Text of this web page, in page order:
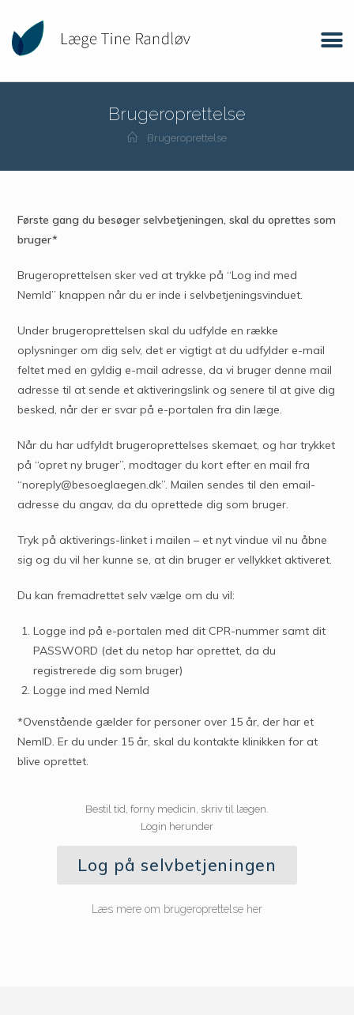
Brugeroprettelse
Brugeroprettelse
Første gang du besøger selvbetjeningen, skal du oprettes som
bruger*
Brugeroprettelsen sker ved at trykke på “Log ind med
NemId” knappen når du er inde i selvbetjeningsvinduet.
Under brugeroprettelsen skal du udfylde en række
oplysninger om dig selv, det er vigtigt at du udfylder e-mail
feltet med en gyldig e-mail adresse, da vi bruger denne mail
adresse til at sende et aktiveringslink og senere til at give dig
besked, når der er svar på e-portalen fra din læge.
Når du har udfyldt brugeroprettelses skemaet, og har trykket
på “opret ny bruger”, modtager du kort efter en mail fra
“noreply@besoeglaegen.dk”. Mailen sendes til den email-
adresse du angav, da du oprettede dig som bruger.
Tryk på aktiverings-linket i mailen – et nyt vindue vil nu åbne
sig og du vil her kunne se, at din bruger er vellykket aktiveret.
Du kan fremadrettet selv vælge om du vil:
Logge ind på e-portalen med dit CPR-nummer samt dit
PASSWORD (det du netop har oprettet, da du
registrerede dig som bruger)
Logge ind med NemId
*Ovenstående gælder for personer over 15 år, der har et
NemID. Er du under 15 år, skal du kontakte klinikken for at
blive oprettet.
Bestil tid, forny medicin, skriv til lægen.
Login herunder
Log på selvbetjeningen
Læs mere om brugeroprettelse her